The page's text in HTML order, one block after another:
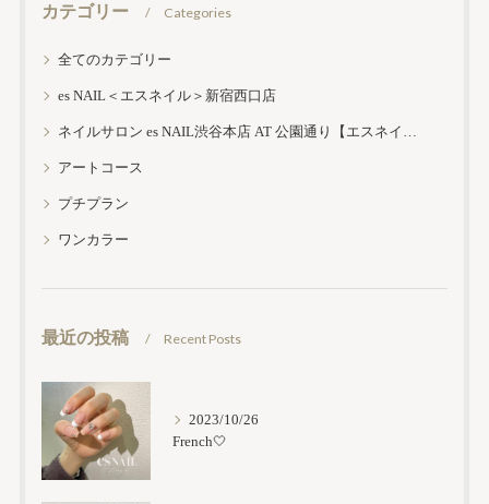
カテゴリー Categories
全てのカテゴリー
es NAIL＜エスネイル＞新宿西口店
ネイルサロン es NAIL渋谷本店 AT 公園通り【エスネイル渋谷本店】
アートコース
プチプラン
ワンカラー
最近の投稿 Recent Posts
2023/10/26
French🤍